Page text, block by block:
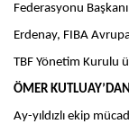
Federasyonu
Erdenay, FIBA
TBF Yönetim Kurulu
ÖMER
Ay-yıldızlı ekip